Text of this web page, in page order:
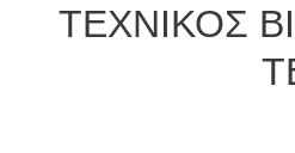
ΤΕΧΝΙΚΟΣ